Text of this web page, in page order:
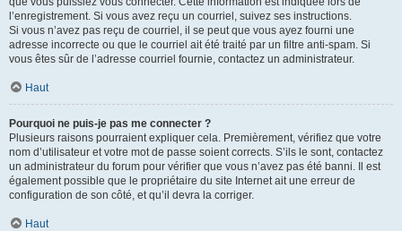
l’enregistrement. Si vous avez reçu un courriel, suivez ses instructions.
Si vous n’avez pas reçu de courriel, il se peut que vous ayez fourni une
adresse incorrecte ou que le courriel ait été traité par un filtre anti-spam. Si
vous êtes sûr de l’adresse courriel fournie, contactez un administrateur.
Haut
Pourquoi ne puis-je pas me connecter ?
Plusieurs raisons pourraient expliquer cela. Premièrement, vérifiez que votre
nom d’utilisateur et votre mot de passe soient corrects. S’ils le sont, contactez
un administrateur du forum pour vérifier que vous n’avez pas été banni. Il est
également possible que le propriétaire du site Internet ait une erreur de
configuration de son côté, et qu’il devra la corriger.
Haut